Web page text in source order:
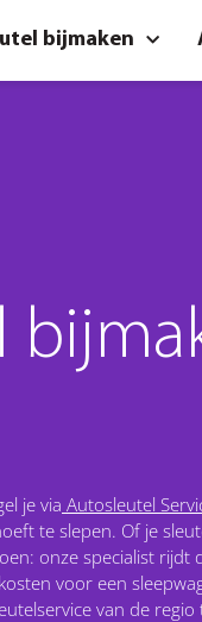
bijmaken
je via Autosleutel
te slepen. Of je
onze specialist rijdt
voor een
van de